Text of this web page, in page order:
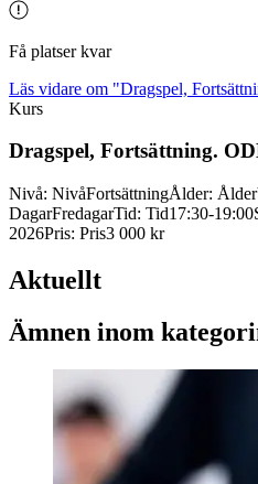
Få platser kvar
Läs vidare om "Dragspel,
Kurs
Dragspel, Fortsättning.
Nivå: NivåFortsättningÅlder: Ålder
DagarFredagarTid: Tid17:30-19:00
2026Pris: Pris3 000 kr
Aktuellt
Ämnen inom